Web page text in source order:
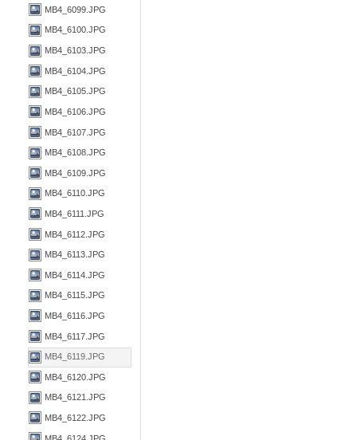
MB4_6099.JPG
MB4_6100.JPG
MB4_6103.JPG
MB4_6104.JPG
MB4_6105.JPG
MB4_6106.JPG
MB4_6107.JPG
MB4_6108.JPG
MB4_6109.JPG
MB4_6110.JPG
MB4_6111.JPG
MB4_6112.JPG
MB4_6113.JPG
MB4_6114.JPG
MB4_6115.JPG
MB4_6116.JPG
MB4_6117.JPG
MB4_6119.JPG
MB4_6120.JPG
MB4_6121.JPG
MB4_6122.JPG